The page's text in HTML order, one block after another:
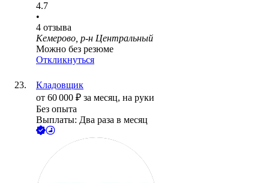
4.7
•
4 отзыва
Кемерово, р-н Центральный
Можно без резюме
Откликнуться
Кладовщик
от 60 000 ₽ за месяц, на руки
Без опыта
Выплаты: Два раза в месяц